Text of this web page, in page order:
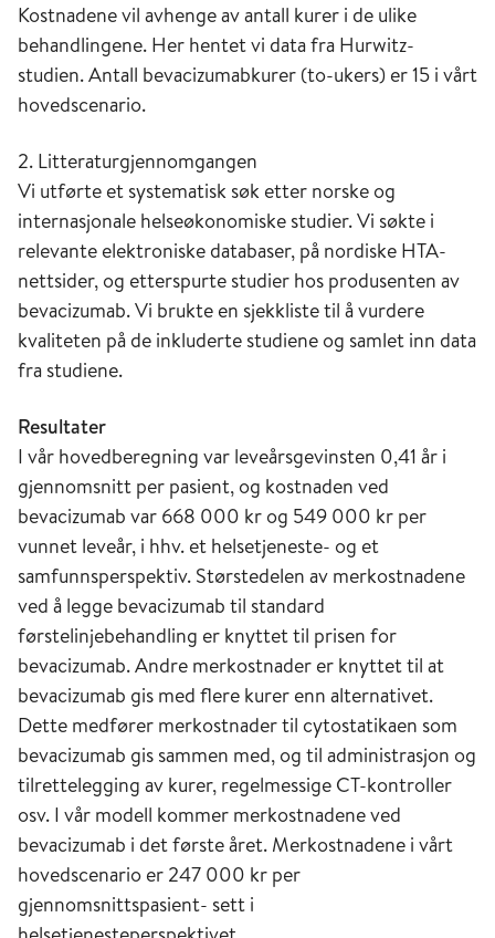
Kostnadene vil avhenge av antall kurer i de ulike
behandlingene. Her hentet vi data fra Hurwitz-
studien. Antall bevacizumabkurer (to-ukers) er 15 i vårt
hovedscenario.
2. Litteraturgjennomgangen
Vi utførte et systematisk søk etter norske og
internasjonale helseøkonomiske studier. Vi søkte i
relevante elektroniske databaser, på nordiske HTA-
nettsider, og etterspurte studier hos produsenten av
bevacizumab. Vi brukte en sjekkliste til å vurdere
kvaliteten på de inkluderte studiene og samlet inn data
fra studiene.
Resultater
I vår hovedberegning var leveårsgevinsten 0,41 år i
gjennomsnitt per pasient, og kostnaden ved
bevacizumab var 668 000 kr og 549 000 kr per
vunnet leveår, i hhv. et helsetjeneste- og et
samfunnsperspektiv. Størstedelen av merkostnadene
ved å legge bevacizumab til standard
førstelinjebehandling er knyttet til prisen for
bevacizumab. Andre merkostnader er knyttet til at
bevacizumab gis med flere kurer enn alternativet.
Dette medfører merkostnader til cytostatikaen som
bevacizumab gis sammen med, og til administrasjon og
tilrettelegging av kurer, regelmessige CT-kontroller
osv. I vår modell kommer merkostnadene ved
bevacizumab i det første året. Merkostnadene i vårt
hovedscenario er 247 000 kr per
gjennomsnittspasient- sett i